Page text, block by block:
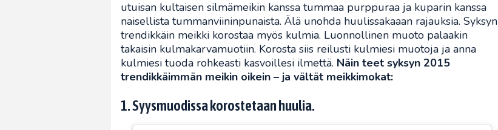
utuisan kultaisen silmämeikin kanssa tummaa purppuraa ja kuparin kanssa
naisellista tummanviininpunaista. Älä unohda huulissakaaan rajauksia. Syksyn
trendikkäin meikki korostaa myös kulmia. Luonnollinen muoto palaakin
takaisin kulmakarvamuotiin. Korosta siis reilusti kulmiesi muotoja ja anna
kulmiesi tuoda rohkeasti kasvoillesi ilmettä. Näin teet syksyn 2015
trendikkäimmän meikin oikein – ja vältät meikkimokat:
1. Syysmuodissa korostetaan huulia.